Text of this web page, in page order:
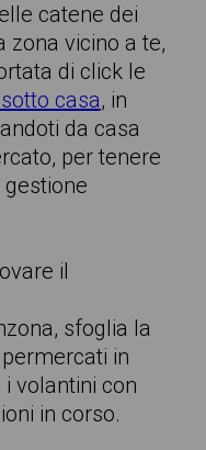
catene dei
zona vicino a te,
di click le
casa, in
da casa
per tenere
il
sfoglia la
in
volantini con
in corso.